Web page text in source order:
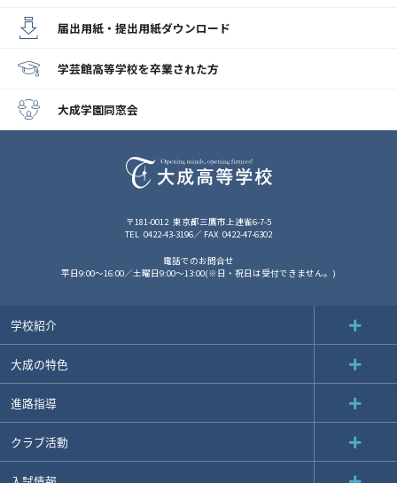
届出用紙・提出用紙ダウンロード
学芸館高等学校を卒業された方
大成学園同窓会
〒181-0012 東京都三鷹市上連雀6-7-5
TEL 0422-43-3196 FAX 0422-47-6302
電話でのお問合せ
平日9:00～16:00／土曜日9:00～13:00(※日・祝日は受付できません。)
学校紹介
大成の特色
進路指導
クラブ活動